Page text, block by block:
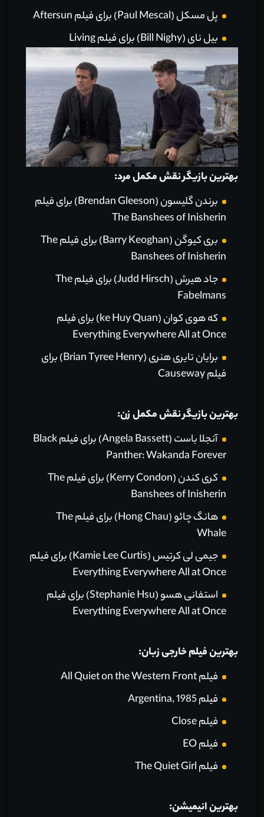
پل مسکل (Paul Mescal) برای فیلم Aftersun
بیل نای (Bill Nighy) برای فیلم Living
بهترین بازیگر نقش مکمل مرد:
برندن گلیسون (Brendan Gleeson) برای فیلم
The Banshees of Inisherin
بری کیوگن (Barry Keoghan) برای فیلم The
Banshees of Inisherin
جاد هیرش (Judd Hirsch) برای فیلم The
Fabelmans
که هوی کوان (ke Huy Quan) برای فیلم
Everything Everywhere All at Once
برایان تایری هنری (Brian Tyree Henry) برای
فیلم Causeway
بهترین بازیگر نقش مکمل زن:
آنجلا باست (Angela Bassett) برای فیلم Black
Panther: Wakanda Forever
کری کندن (Kerry Condon) برای فیلم The
Banshees of Inisherin
هانگ چائو (Hong Chau) برای فیلم The
Whale
جیمی لی کرتیس (Kamie Lee Curtis) برای فیلم
Everything Everywhere All at Once
استفانی هسو (Stephanie Hsu) برای فیلم
Everything Everywhere All at Once
بهترین فیلم خارجی‌ زبان:
فیلم All Quiet on the Western Front
فیلم Argentina, 1985
فیلم Close
فیلم EO
فیلم The Quiet Girl
بهترین انیمیشن: